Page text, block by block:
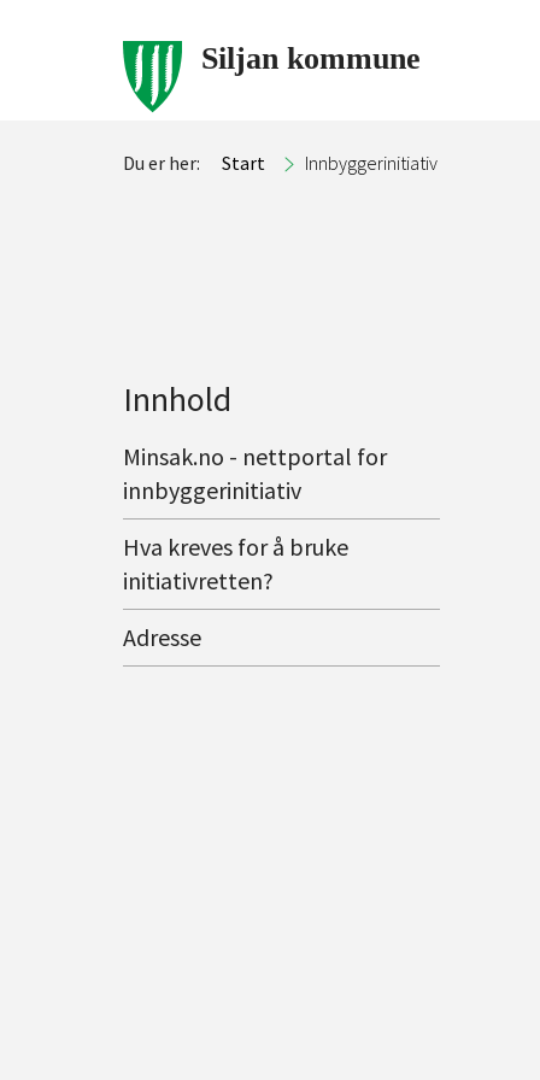
Siljan kommune
Du er her: Start Innbyggerinitiativ
Innhold
Minsak.no - nettportal for
innbyggerinitiativ
Hva kreves for å bruke
initiativretten?
Adresse